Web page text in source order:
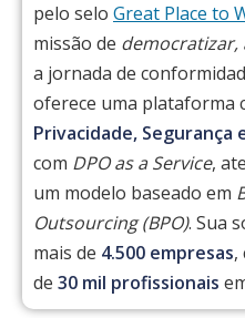
pelo selo Great Place to
missão de
a jornada de
oferece uma plataforma
Privacidade, Segurança
com DPO as a Service,
um modelo baseado em
Outsourcing (BPO). Sua
mais de 4.500 empresas,
de 30 mil profissionais